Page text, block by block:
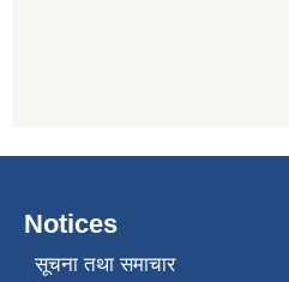
Notices
सूचना तथा समाचार